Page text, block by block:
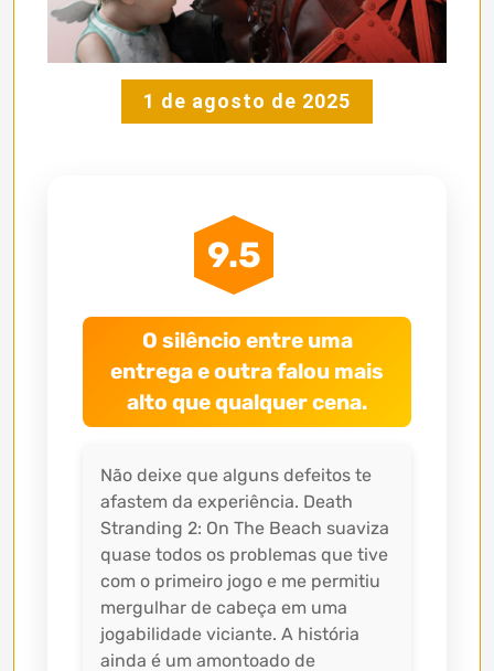
1 de agosto de 2025
9.5
O silêncio entre uma
entrega e outra falou mais
alto que qualquer cena.
Não deixe que alguns defeitos te
afastem da experiência. Death
Stranding 2: On The Beach suaviza
quase todos os problemas que tive
com o primeiro jogo e me permitiu
mergulhar de cabeça em uma
jogabilidade viciante. A história
ainda é um amontoado de